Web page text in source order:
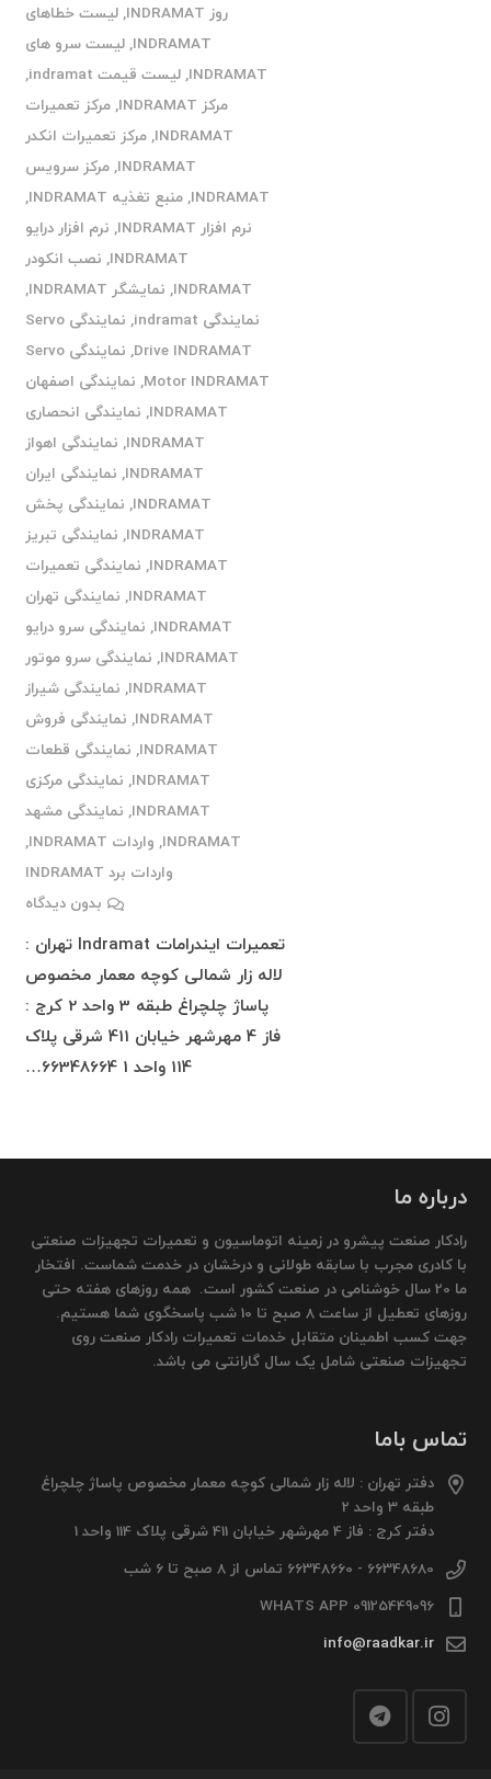
روز INDRAMAT
,لیست خطاهای
INDRAMAT
,لیست سرو های
INDRAMAT
,لیست قیمت indramat
,
مرکز INDRAMAT
,مرکز تعمیرات
INDRAMAT
,مرکز تعمیرات انکدر
INDRAMAT
,مرکز سرویس
INDRAMAT
,منبع تغذیه INDRAMAT
,
نرم افزار INDRAMAT
, نرم افزار درایو
INDRAMAT
, نصب انکودر
INDRAMAT
, نمایشگر INDRAMAT
,
نمایندگی indramat
,
نمایندگی Servo
Drive INDRAMAT
,
نمایندگی Servo
Motor INDRAMAT
, نمایندگی اصفهان
INDRAMAT
, نمایندگی انحصاری
INDRAMAT
, نمایندگی اهواز
INDRAMAT
, نمایندگی ایران
INDRAMAT
, نمایندگی پخش
INDRAMAT
, نمایندگی تبریز
INDRAMAT
, نمایندگی تعمیرات
INDRAMAT
, نمایندگی تهران
INDRAMAT
, نمایندگی سرو درایو
INDRAMAT
, نمایندگی سرو موتور
INDRAMAT
, نمایندگی شیراز
INDRAMAT
, نمایندگی فروش
INDRAMAT
, نمایندگی قطعات
INDRAMAT
, نمایندگی مرکزی
INDRAMAT
, نمایندگی مشهد
INDRAMAT
, واردات INDRAMAT
,
واردات برد INDRAMAT
بدون دیدگاه
تعمیرات ایندرامات Indramat تهران :
لاله زار شمالی کوچه معمار مخصوص
پاساژ چلچراغ طبقه 3 واحد 2 کرج :
فاز 4 مهرشهر خیابان 411 شرقی پلاک
114 واحد 1 66348664…
درباره ما
رادکار صنعت پیشرو در زمینه اتوماسیون و تعمیرات تجهیزات صنعتی
با کادری مجرب با سابقه طولانی و درخشان در خدمت شماست. افتخار
ما 20 سال خوشنامی در صنعت کشور است. همه روزهای هفته حتی
روزهای تعطیل از ساعت 8 صبح تا 10 شب پاسخگوی شما هستیم.
جهت کسب اطمینان متقابل خدمات تعمیرات رادکار صنعت روی
تجهیزات صنعتی شامل یک سال گارانتی می باشد.
تماس باما
دفتر تهران : لاله زار شمالی کوچه معمار مخصوص پاساژ چلچراغ
طبقه 3 واحد 2
دفتر کرج : فاز 4 مهرشهر خیابان 411 شرقی پلاک 114 واحد 1
66348680 - 66348660 تماس از 8 صبح تا 6 شب
09125449096 WHATS APP
info@raadkar.ir